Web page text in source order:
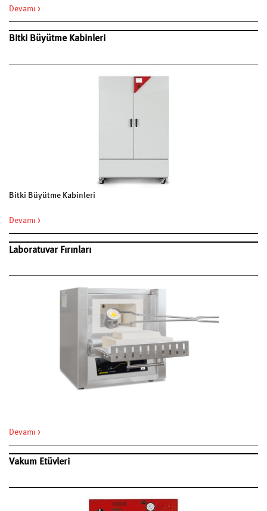
Devamı >
Bitki Büyütme Kabinleri
Bitki Büyütme Kabinleri
Devamı >
Laboratuvar Fırınları
Devamı >
Vakum Etüvleri